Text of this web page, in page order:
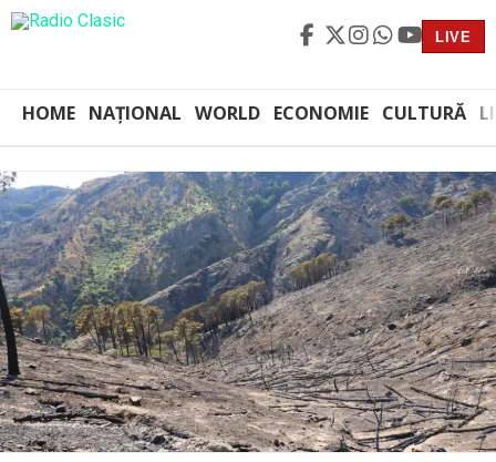
LIVE
HOME NAȚIONAL WORLD ECONOMIE CULTURĂ